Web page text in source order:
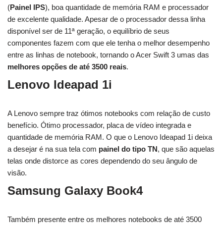
(Painel IPS), boa quantidade de memória RAM e processador
de excelente qualidade. Apesar de o processador dessa linha
disponível ser de 11ª geração, o equilíbrio de seus
componentes fazem com que ele tenha o melhor desempenho
entre as linhas de notebook, tornando o Acer Swift 3 umas das
melhores opções de até 3500 reais.
Lenovo Ideapad 1i
A Lenovo sempre traz ótimos notebooks com relação de custo
benefício. Ótimo processador, placa de vídeo integrada e
quantidade de memória RAM. O que o Lenovo Ideapad 1i deixa
a desejar é na sua tela com painel do tipo TN, que são aquelas
telas onde distorce as cores dependendo do seu ângulo de
visão.
Samsung Galaxy Book4
Também presente entre os melhores notebooks de até 3500